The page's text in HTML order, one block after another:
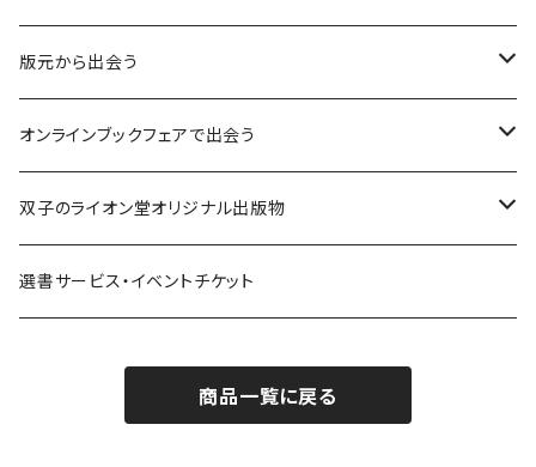
意志：自ら進む力
解体：固定観念を壊す
熱源：情熱を呼び起こす
共鳴：他者や世界とつながる
記憶：過去と向き合う
版元から出会う
荒蝦夷フェア
クオン
寿郎社
オンラインブックフェアで出会う
本屋発の文芸誌『しししし』フェア！！
韓国文学フェア！！
ZINE・同人誌フェア！！（2023年11月）
双子のライオン堂オリジナル出版物
書籍
選書サービス・イベントチケット
商品一覧に戻る